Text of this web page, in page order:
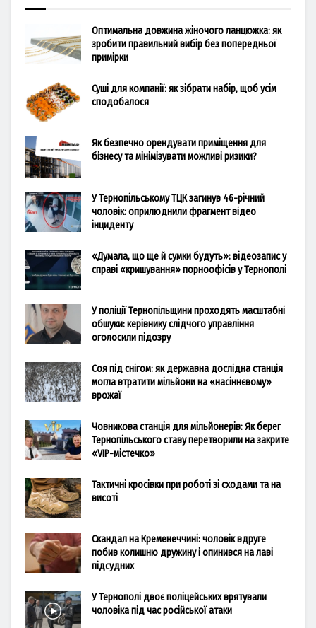
Оптимальна довжина жіночого ланцюжка: як
зробити правильний вибір без попередньої
примірки
Суші для компанії: як зібрати набір, щоб усім
сподобалося
Як безпечно орендувати приміщення для
бізнесу та мінімізувати можливі ризики?
У Тернопільському ТЦК загинув 46-річний
чоловік: оприлюднили фрагмент відео
інциденту
«Думала, що ще й сумки будуть»: відеозапис у
справі «кришування» порноофісів у Тернополі
У поліції Тернопільщини проходять масштабні
обшуки: керівнику слідчого управління
оголосили підозру
Соя під снігом: як державна дослідна станція
могла втратити мільйони на «насіннєвому»
врожаї
Човникова станція для мільйонерів: Як берег
Тернопільського ставу перетворили на закрите
«VIP-містечко»
Тактичні кросівки при роботі зі сходами та на
висоті
Скандал на Кременеччині: чоловік вдруге
побив колишню дружину і опинився на лаві
підсудних
У Тернополі двоє поліцейських врятували
чоловіка під час російської атаки